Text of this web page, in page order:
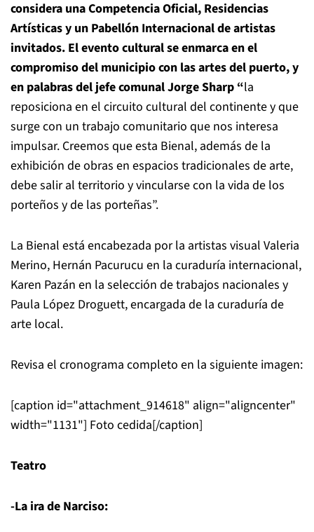
considera una Competencia Oficial, Residencias
Artísticas y un Pabellón Internacional de artistas
invitados. El evento cultural se enmarca en el
compromiso del municipio con las artes del puerto, y
en palabras del jefe comunal Jorge Sharp “la
reposiciona en el circuito cultural del continente y que
surge con un trabajo comunitario que nos interesa
impulsar. Creemos que esta Bienal, además de la
exhibición de obras en espacios tradicionales de arte,
debe salir al territorio y vincularse con la vida de los
porteños y de las porteñas”.
La Bienal está encabezada por la artistas visual Valeria
Merino, Hernán Pacurucu en la curaduría internacional,
Karen Pazán en la selección de trabajos nacionales y
Paula López Droguett, encargada de la curaduría de
arte local.
Revisa el cronograma completo en la siguiente imagen:
[caption id="attachment_914618" align="aligncenter"
width="1131"] Foto cedida[/caption]
Teatro
-La ira de Narciso: